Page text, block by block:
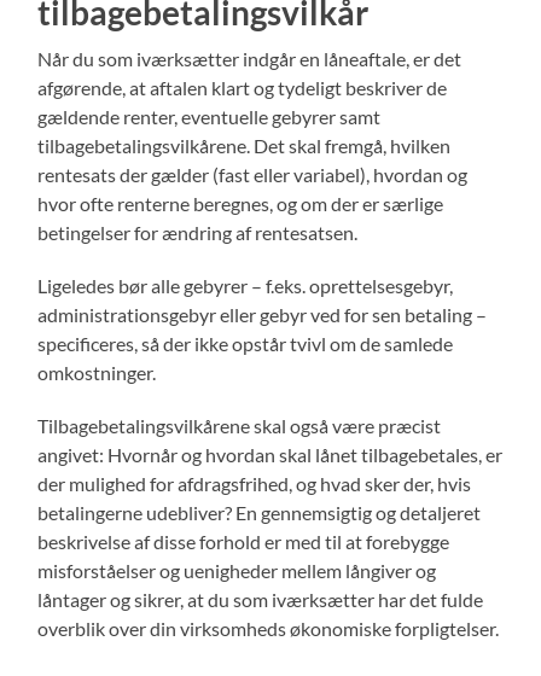
tilbagebetalingsvilkår
Når du som iværksætter indgår en låneaftale, er det
afgørende, at aftalen klart og tydeligt beskriver de
gældende renter, eventuelle gebyrer samt
tilbagebetalingsvilkårene. Det skal fremgå, hvilken
rentesats der gælder (fast eller variabel), hvordan og
hvor ofte renterne beregnes, og om der er særlige
betingelser for ændring af rentesatsen.
Ligeledes bør alle gebyrer – f.eks. oprettelsesgebyr,
administrationsgebyr eller gebyr ved for sen betaling –
specificeres, så der ikke opstår tvivl om de samlede
omkostninger.
Tilbagebetalingsvilkårene skal også være præcist
angivet: Hvornår og hvordan skal lånet tilbagebetales, er
der mulighed for afdragsfrihed, og hvad sker der, hvis
betalingerne udebliver? En gennemsigtig og detaljeret
beskrivelse af disse forhold er med til at forebygge
misforståelser og uenigheder mellem långiver og
låntager og sikrer, at du som iværksætter har det fulde
overblik over din virksomheds økonomiske forpligtelser.